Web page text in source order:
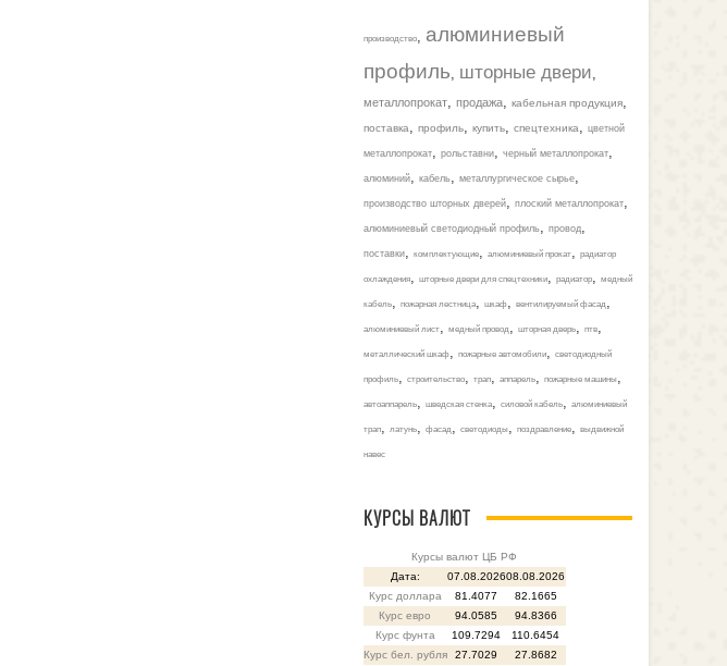
производство, алюминиевый
профиль шторные двери
металлопрокат, продажа, кабельная продукция,
поставка профиль, купить, спецтехника
цветной
металлопрокат, рольставни, черный металлопрокат,
алюминий, кабель, металлургическое сырье,
производство шторных дверей, плоский металлопрокат,
алюминиевый светодиодный профиль, провод,
поставки, комплектующие, алюминиевый прокат, радиатор
охлаждения, шторные двери для спецтехники, радиатор, медный
кабель, пожарная лестница, шкаф, вентилируемый фасад
алюминиевый лист, медный провод шторная дверь, птв,
металлический шкаф, пожарные автомобили, светодиодный
профиль, строительство, трап, аппарель, пожарные машины,
автоаппарель, шведская стенка, силовой кабель, алюминиевый
трап, латунь, фасад светодиоды, поздравление, выдвижной
навес
КУРСЫ ВАЛЮТ
Курсы валют ЦБ РФ
Дата:
07.08.202608.08.2026
Курс доллара
81.4077
82.1665
Курс евро
94.0585
94.8366
Курс фунта
109.7294
110.6454
Курс бел. рубля 27.7029
27.8682